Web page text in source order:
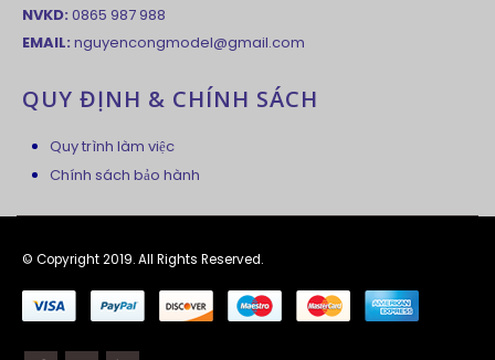
NVKD: 0865 987 988
EMAIL: nguyencongmodel@gmail.com
QUY ĐỊNH & CHÍNH SÁCH
Quy trình làm việc
Chính sách bảo hành
© Copyright 2019. All Rights Reserved.